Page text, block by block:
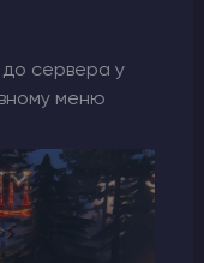
сервера у
меню